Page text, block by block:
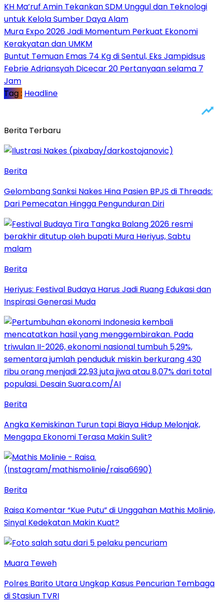
KH Ma’ruf Amin Tekankan SDM Unggul dan Teknologi
untuk Kelola Sumber Daya Alam
Mura Expo 2026 Jadi Momentum Perkuat Ekonomi
Kerakyatan dan UMKM
Buntut Temuan Emas 74 Kg di Sentul, Eks Jampidsus
Febrie Adriansyah Dicecar 20 Pertanyaan selama 7
Jam
Tag : Headline
Berita Terbaru
Berita
Gelombang Sanksi Nakes Hina Pasien BPJS di Threads:
Dari Pemecatan Hingga Pengunduran Diri
Berita
Heriyus: Festival Budaya Harus Jadi Ruang Edukasi dan
Inspirasi Generasi Muda
Berita
Angka Kemiskinan Turun tapi Biaya Hidup Melonjak,
Mengapa Ekonomi Terasa Makin Sulit?
Berita
Raisa Komentar “Kue Putu” di Unggahan Mathis Molinie,
Sinyal Kedekatan Makin Kuat?
Muara Teweh
Polres Barito Utara Ungkap Kasus Pencurian Tembaga
di Stasiun TVRI